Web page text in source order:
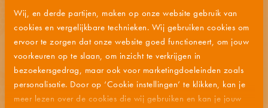
Wij, en derde partijen, maken op onze website gebruik van
cookies en vergelijkbare technieken. Wij gebruiken cookies om
ervoor te zorgen dat onze website goed functioneert, om jouw
voorkeuren op te slaan, om inzicht te verkrijgen in
bezoekersgedrag, maar ook voor marketingdoeleinden zoals
personalisatie. Door op ‘Cookie instellingen’ te klikken, kan je
meer lezen over de cookies die wij gebruiken en kan je jouw
MÉTHODES DE PRÉPARATION
LISTE DES INGRÉDIENTS